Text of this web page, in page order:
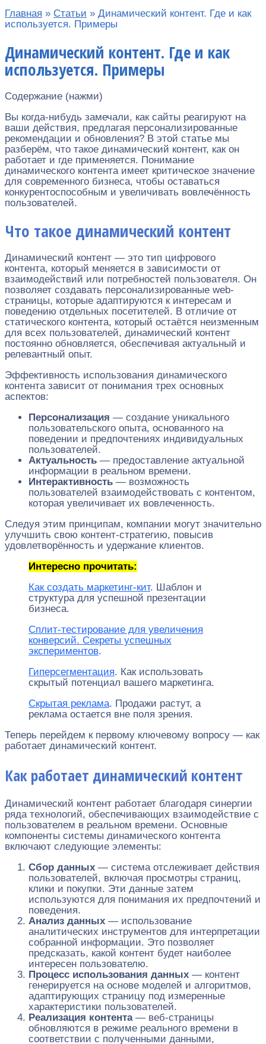
Главная » Статьи » Динамический контент. Где и как
используется. Примеры
Динамический контент. Где и как
используется. Примеры
Содержание (нажми)
Вы когда-нибудь замечали, как сайты реагируют на
ваши действия, предлагая персонализированные
рекомендации и обновления? В этой статье мы
разберём, что такое динамический контент, как он
работает и где применяется. Понимание
динамического контента имеет критическое значение
для современного бизнеса, чтобы оставаться
конкурентоспособным и увеличивать вовлечённость
пользователей.
Что такое динамический контент
Динамический контент — это тип цифрового
контента, который меняется в зависимости от
взаимодействий или потребностей пользователя. Он
позволяет создавать персонализированные web-
страницы, которые адаптируются к интересам и
поведению отдельных посетителей. В отличие от
статического контента, который остаётся неизменным
для всех пользователей, динамический контент
постоянно обновляется, обеспечивая актуальный и
релевантный опыт.
Эффективность использования динамического
контента зависит от понимания трех основных
аспектов:
Персонализация — создание уникального
пользовательского опыта, основанного на
поведении и предпочтениях индивидуальных
пользователей.
Актуальность — предоставление актуальной
информации в реальном времени.
Интерактивность — возможность
пользователей взаимодействовать с контентом,
которая увеличивает их вовлеченность.
Следуя этим принципам, компании могут значительно
улучшить свою контент-стратегию, повысив
удовлетворённость и удержание клиентов.
Интересно прочитать:
Как создать маркетинг-кит. Шаблон и
структура для успешной презентации
бизнеса.
Сплит-тестирование для увеличения
конверсий. Секреты успешных
экспериментов.
Гиперсегментация. Как использовать
скрытый потенциал вашего маркетинга.
Скрытая реклама. Продажи растут, а
реклама остается вне поля зрения.
Теперь перейдем к первому ключевому вопросу — как
работает динамический контент.
Как работает динамический контент
Динамический контент работает благодаря синергии
ряда технологий, обеспечивающих взаимодействие с
пользователем в реальном времени. Основные
компоненты системы динамического контента
включают следующие элементы:
Сбор данных — система отслеживает действия
пользователей, включая просмотры страниц,
клики и покупки. Эти данные затем
используются для понимания их предпочтений и
поведения.
Анализ данных — использование
аналитических инструментов для интерпретации
собранной информации. Это позволяет
предсказать, какой контент будет наиболее
интересен пользователю.
Процесс использования данных — контент
генерируется на основе моделей и алгоритмов,
адаптирующих страницу под измеренные
характеристики пользователей.
Реализация контента— веб-страницы
обновляются в режиме реального времени в
соответствии с полученными данными,